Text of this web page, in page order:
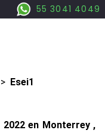
55 3041 4049
> Esei1
2022 en Monterrey ,